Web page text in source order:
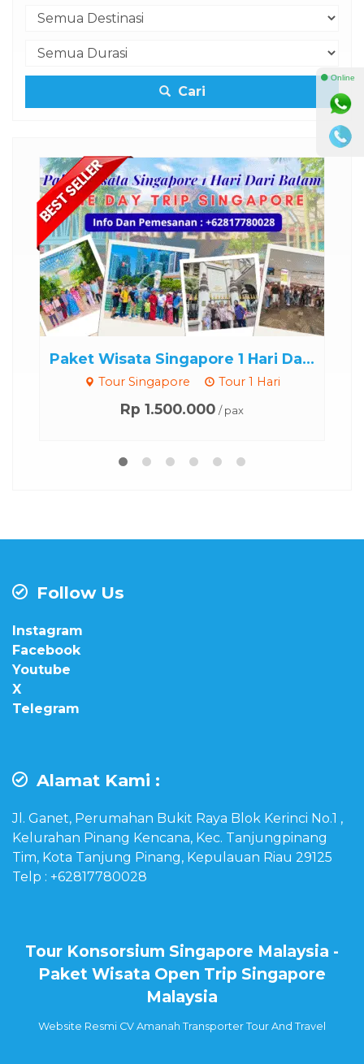
Cari
Paket Wisata Singapore 1 Hari Da...
Tour Singapore Tour 1 Hari
Rp 1.500.000 / pax
Follow Us
Instagram
Facebook
Youtube
X
Telegram
Alamat Kami :
Jl. Ganet, Perumahan Bukit Raya Blok Kerinci No.1 ,
Kelurahan Pinang Kencana, Kec. Tanjungpinang
Tim, Kota Tanjung Pinang, Kepulauan Riau 29125
Telp : +62817780028
Tour Konsorsium Singapore Malaysia -
Paket Wisata Open Trip Singapore
Malaysia
Website Resmi CV Amanah Transporter Tour And Travel
⚫ Online